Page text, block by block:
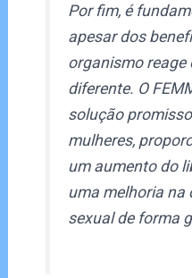
Por fim, é
apesar dos
organismo reage
diferente. O
solução
mulheres,
um aumento do
uma melhoria na
sexual de forma